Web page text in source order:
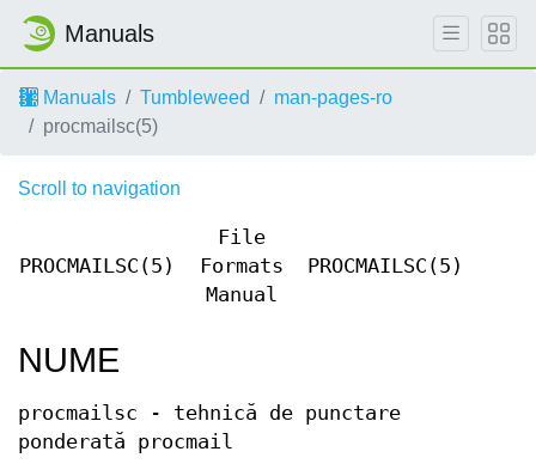
Manuals
Manuals Tumbleweed
man-pages-ro
procmailsc(5)
Scroll to navigation
PROCMAILSC(5)
File
Formats
Manual
PROCMAILSC(5)
NUME
procmailsc - tehnică de punctare
ponderată procmail